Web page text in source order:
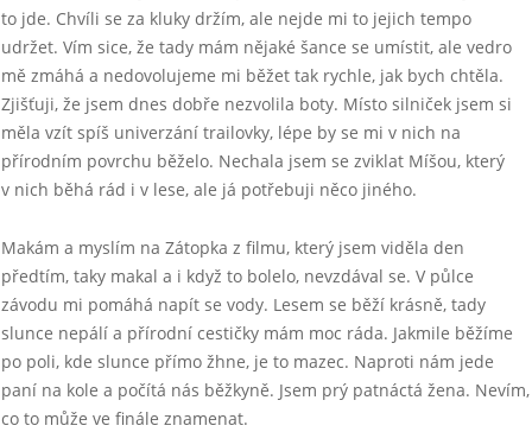
to jde. Chvíli se za kluky držím, ale nejde mi to jejich tempo
udržet. Vím sice, že tady mám nějaké šance se umístit, ale vedro
mě zmáhá a nedovolujeme mi běžet tak rychle, jak bych chtěla.
Zjišťuji, že jsem dnes dobře nezvolila boty. Místo silniček jsem si
měla vzít spíš univerzání trailovky, lépe by se mi v nich na
přírodním povrchu běželo. Nechala jsem se zviklat Míšou, který
v nich běhá rád i v lese, ale já potřebuji něco jiného.
Makám a myslím na Zátopka z filmu, který jsem viděla den
předtím, taky makal a i když to bolelo, nevzdával se. V půlce
závodu mi pomáhá napít se vody. Lesem se běží krásně, tady
slunce nepálí a přírodní cestičky mám moc ráda. Jakmile běžíme
po poli, kde slunce přímo žhne, je to mazec. Naproti nám jede
paní na kole a počítá nás běžkyně. Jsem prý patnáctá žena. Nevím,
co to může ve finále znamenat.